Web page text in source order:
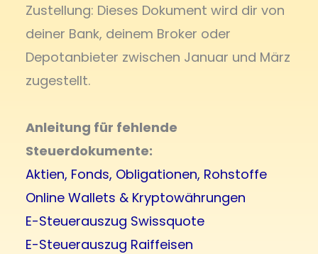
Zustellung: Dieses Dokument wird dir von
deiner Bank, deinem Broker oder
Depotanbieter zwischen Januar und März
zugestellt.
Anleitung für fehlende
Steuerdokumente:
Aktien, Fonds, Obligationen, Rohstoffe
Online Wallets & Kryptowährungen
E-Steuerauszug Swissquote
E-Steuerauszug Raiffeisen